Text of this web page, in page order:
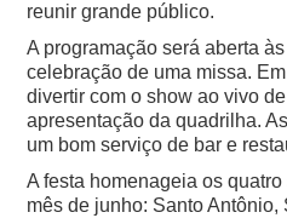
reunir grande público.
A programação será aberta
celebração de uma missa.
divertir com o show ao vivo
apresentação da quadrilha.
um bom serviço de bar e
A festa homenageia os
mês de junho: Santo